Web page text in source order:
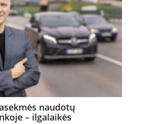
naudotų
– ilgalaikės